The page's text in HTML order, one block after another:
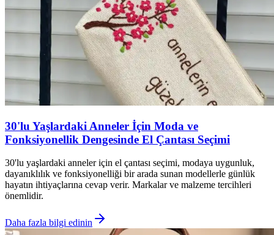
30'lu Yaşlardaki Anneler İçin Moda ve
Fonksiyonellik Dengesinde El Çantası Seçimi
30'lu yaşlardaki anneler için el çantası seçimi, modaya uygunluk,
dayanıklılık ve fonksiyonelliği bir arada sunan modellerle günlük
hayatın ihtiyaçlarına cevap verir. Markalar ve malzeme tercihleri
önemlidir.
Daha fazla bilgi edinin